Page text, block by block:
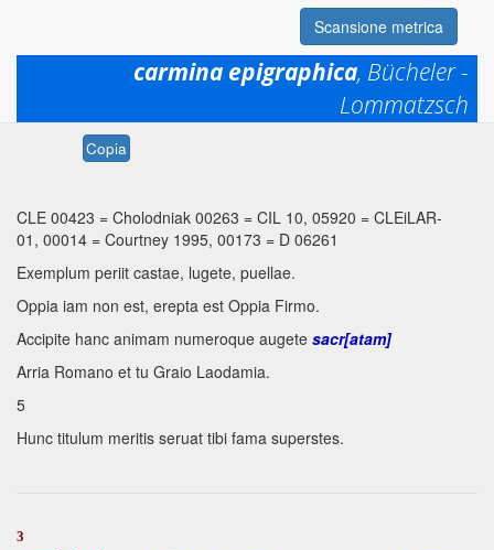
Scansione metrica
carmina epigraphica, Bücheler -
Lommatzsch
https://www.mqdq.it/textsce/CE|ce|0423
Copia
CLE 00423 = Cholodniak 00263 = CIL 10, 05920 = CLEiLAR-
01, 00014 = Courtney 1995, 00173 = D 06261
Exemplum periit castae, lugete, puellae.
Oppia iam non est, erepta est Oppia Firmo.
Accipite hanc animam numeroque augete sacr[atam]
Arria Romano et tu Graio Laodamia.
5
Hunc titulum meritis seruat tibi fama superstes.
3